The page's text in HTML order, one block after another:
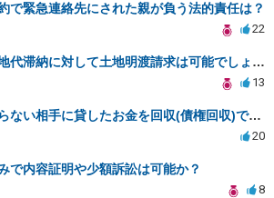
で緊急連絡先にされた親が負う法的責任は？
22
長期にわたる地代滞納に対して土地明渡請求は可能でしょうか？
13
居場所のわからない相手に貸したお金を回収(債権回収)できますか？
20
で内容証明や少額訴訟は可能か？
8